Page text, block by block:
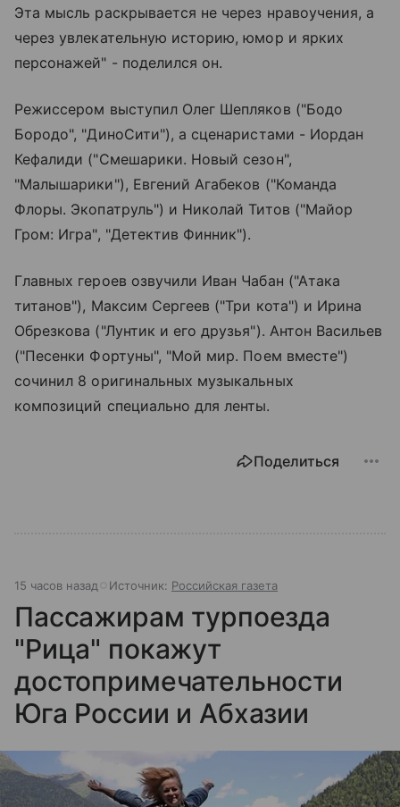
Эта мысль раскрывается не через нравоучения, а
через увлекательную историю, юмор и ярких
персонажей" - поделился он.
Режиссером выступил Олег Шепляков ("Бодо
Бородо", "ДиноСити"), а сценаристами - Иордан
Кефалиди ("Смешарики. Новый сезон",
"Малышарики"), Евгений Агабеков ("Команда
Флоры. Экопатруль") и Николай Титов ("Майор
Гром: Игра", "Детектив Финник").
Главных героев озвучили Иван Чабан ("Атака
титанов"), Максим Сергеев ("Три кота") и Ирина
Обрезкова ("Лунтик и его друзья"). Антон Васильев
("Песенки Фортуны", "Мой мир. Поем вместе")
сочинил 8 оригинальных музыкальных
композиций специально для ленты.
Поделиться
15 часов назад Источник: Российская газета
Пассажирам турпоезда
"Рица" покажут
достопримечательности
Юга России и Абхазии